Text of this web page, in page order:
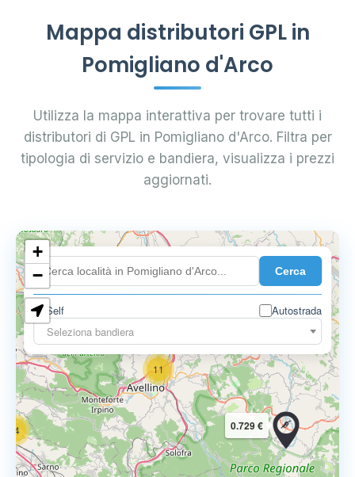
Mappa distributori GPL in
Pomigliano d'Arco
Utilizza la mappa interattiva per trovare tutti i
distributori di GPL in Pomigliano d'Arco. Filtra per
tipologia di servizio e bandiera, visualizza i prezzi
aggiornati.
Cerca
Self
Autostrada
Seleziona bandiera
14
3
11
0.729 €
0.699 €
+
−